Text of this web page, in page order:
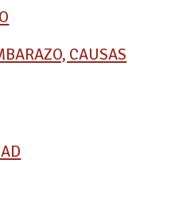
CAUSAS